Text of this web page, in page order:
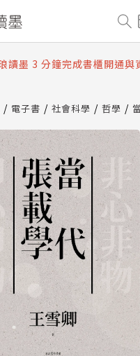
讀墨數位閱讀資產合併與書
讀墨書櫃開通常見問題
讀墨 3 分鐘完成書櫃開通與
讀墨數位閱讀資產合併與書
電子書 社會科學 哲學